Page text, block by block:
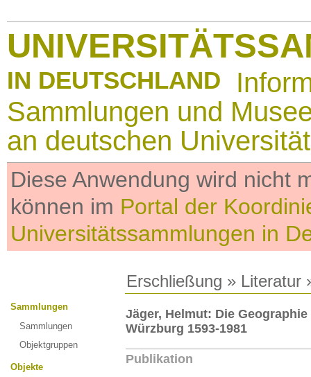
IN DEUTSCHLAND
Sammlungen und
an deutschen
Diese Anwendung wird nicht
können im Portal der
Universitätssammlungen in
Erschließung » Literatur
Sammlungen
Sammlungen
Objektgruppen
Objekte
Jäger, Helmut: Die
Würzburg 1593-1981
Publikation